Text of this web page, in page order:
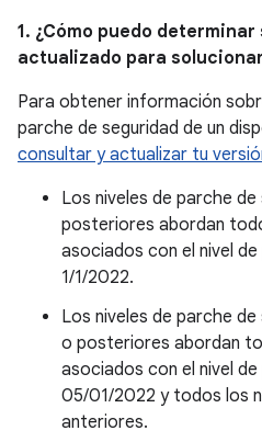
1. ¿Cómo puedo
actualizado para
Para obtener información
parche de seguridad de un
consultar y actualizar tu
Los niveles de parche
posteriores abordan
asociados con el nivel
1/1/2022.
Los niveles de parche
o posteriores abordan
asociados con el nivel
05/01/2022 y todos los
anteriores.